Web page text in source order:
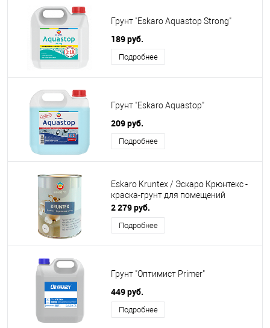
Грунт "Eskaro Aquastop Strong"
189 руб.
Подробнее
Грунт "Eskaro Aquastop"
209 руб.
Подробнее
Eskaro Kruntex / Эскаро Крюнтекс -
краска-грунт для помещений
2 279 руб.
Подробнее
Грунт "Оптимист Primer"
449 руб.
Подробнее